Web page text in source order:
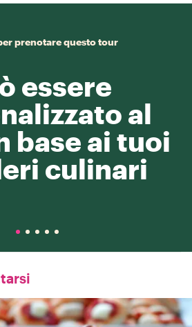
prenotare questo tour
essere
al
base ai tuoi
culinari